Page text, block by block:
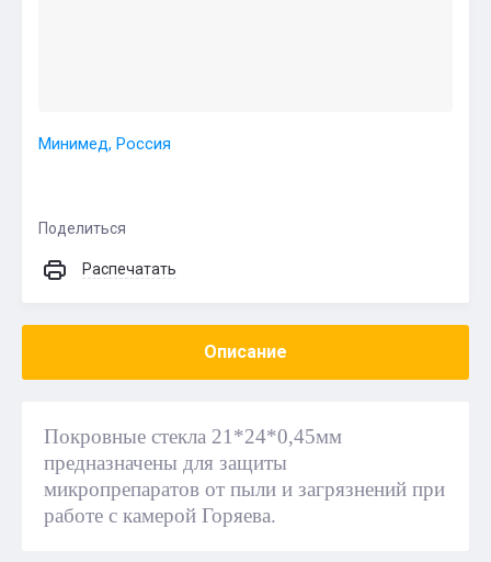
Минимед, Россия
Поделиться
Распечатать
Описание
Покровные стекла 21*24*0,45мм
предназначены для защиты
микропрепаратов от пыли и загрязнений при
работе с камерой Горяева.